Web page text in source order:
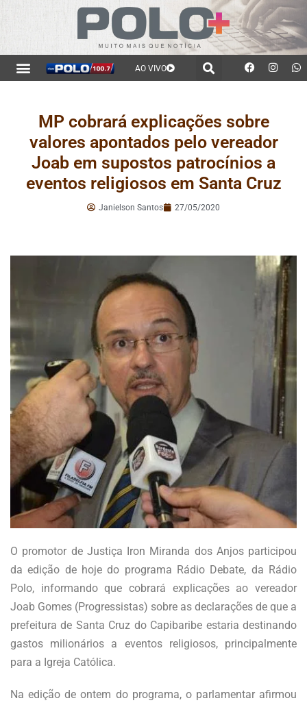
AO VIVO
MP cobrará explicações sobre
valores apontados pelo vereador
Joab em supostos patrocínios a
eventos religiosos em Santa Cruz
Janielson Santos 27/05/2020
O promotor de Justiça Iron Miranda dos Anjos participou
da edição de hoje do programa Rádio Debate, da Rádio
Polo, informando que cobrará explicações ao vereador
Joab Gomes (Progressistas) sobre as declarações de que a
prefeitura de Santa Cruz do Capibaribe estaria destinando
gastos milionários a eventos religiosos, principalmente
para a Igreja Católica.
Na edição de ontem do programa, o parlamentar afirmou